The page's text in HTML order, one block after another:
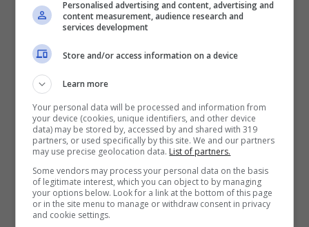
LA SMENTITA DEL LEGALE
DI BERLUSCONI
Ma le cose stanno davvero così? “
stupore un comunicato del Senatore
Gianluca Castaldi del M5S, in cui lamenta che
il Presidente Berlusconi avrebbe querelato il
Senatore Toninelli.La notizia è palesemente
erronea e priva di ogni fondamento“afferma
Niccolò Ghedini
Personalised advertising and content, advertising and
content measurement, audience research and
services development
Store and/or access information on a device
Learn more
Your personal data will be processed and information from
your device (cookies, unique identifiers, and other device
data) may be stored by, accessed by and shared with 319
partners, or used specifically by this site. We and our partners
may use precise geolocation data. List of partners.
Some vendors may process your personal data on the basis
of legitimate interest, which you can object to by managing
your options below. Look for a link at the bottom of this page
or in the site menu to manage or withdraw consent in privacy
and cookie settings.